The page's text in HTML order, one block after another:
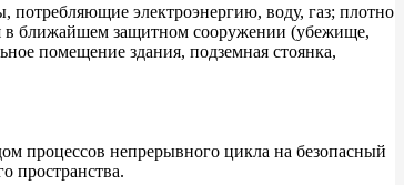
электроэнергию, воду, газ; плотно
в ближайшем защитном сооружении (убежище,
помещение здания, подземная стоянка,
процессов непрерывного цикла на безопасный
пространства.